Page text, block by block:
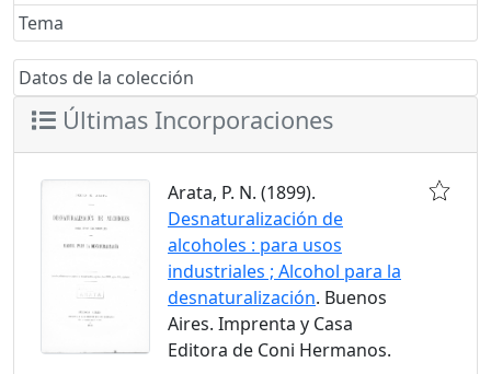
Tema
Datos de la colección
Últimas Incorporaciones
Arata, P. N. (1899).
Desnaturalización de
alcoholes : para usos
industriales ; Alcohol para la
desnaturalización. Buenos
Aires. Imprenta y Casa
Editora de Coni Hermanos.